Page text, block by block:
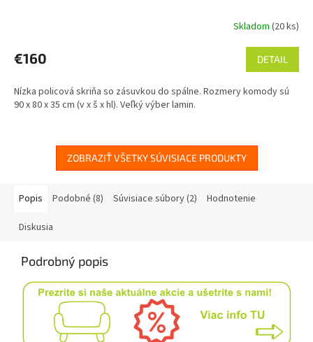
Skladom (20 ks)
€160 DETAIL
Nízka policová skriňa so zásuvkou do spálne. Rozmery komody sú
90 x 80 x 35 cm (v x š x hl). Veľký výber lamin.
ZOBRAZIŤ VŠETKY SÚVISIACE PRODUKTY
Popis Podobné (8) Súvisiace súbory (2) Hodnotenie
Diskusia
Podrobný popis